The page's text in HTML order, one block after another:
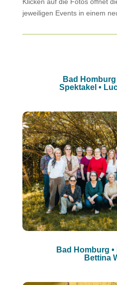
jeweiligen Events in einem
Bad Homburg
Spektakel •
Bad Homburg
Bettina